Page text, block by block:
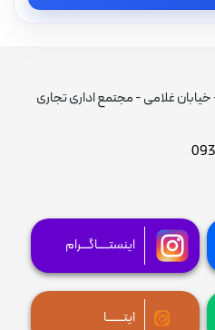
غلامی - مجتمع اداری تجاری
اینستــــاگـــرام
ایتــــــا